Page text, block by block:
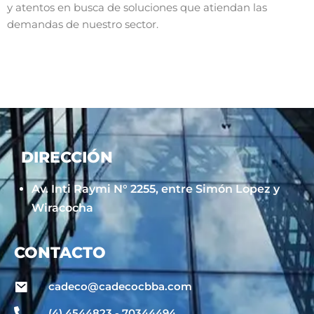
y atentos en busca de soluciones que atiendan las
demandas de nuestro sector.
DIRECCIÓN
Av. Inti Raymi N° 2255, entre Simón Lopez y
Wiracocha
CONTACTO
cadeco@cadecocbba.com